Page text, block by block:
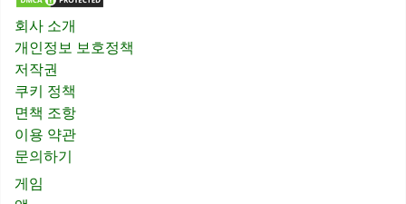
회사 소개
개인정보 보호정책
저작권
쿠키 정책
면책 조항
이용 약관
문의하기
게임